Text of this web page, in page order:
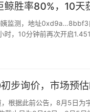
鲸胜率80%，10天
监测，地址
时，10分钟前再次开启
步询价，市场预
根据此前公告，8月5日为